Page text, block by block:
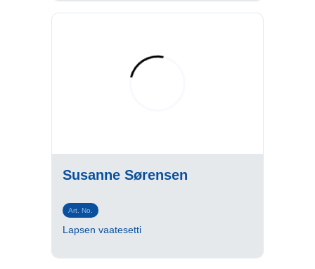
Susanne Sørensen
Art. No.
Lapsen vaatesetti